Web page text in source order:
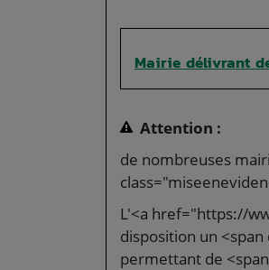
Mairie délivrant
Attention :
de nombreuses
L'<a href="https://
disposition un
permettant de